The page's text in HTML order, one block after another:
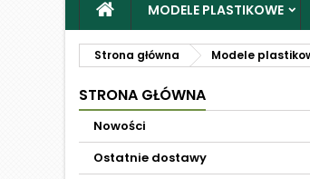
MODELE PLASTIKOWE
Strona główna Modele
STRONA GŁÓWNA
Nowości
Ostatnie dostawy